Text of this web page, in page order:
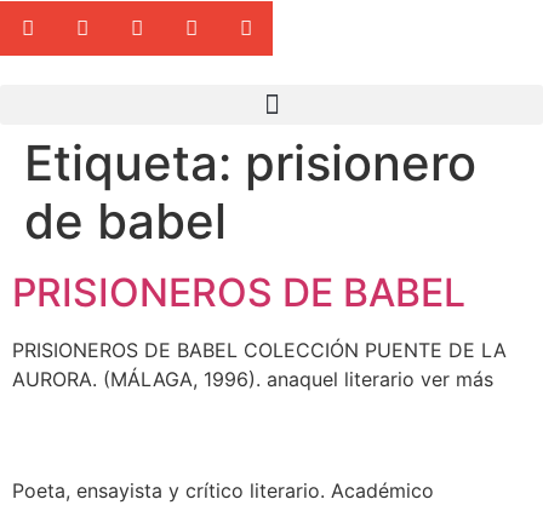
Etiqueta: prisionero
de babel
PRISIONEROS DE BABEL
PRISIONEROS DE BABEL COLECCIÓN PUENTE DE LA
AURORA. (MÁLAGA, 1996). anaquel literario ver más
Poeta, ensayista y crítico literario. Académico